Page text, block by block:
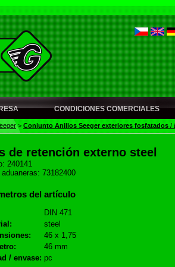
CONDICIONES COMERCIALES
> Conjunto Anillos Seeger exteriores fosfatados /
de retención externo steel
240141
73182400
del artículo
DIN 471
steel
46 x 1,75
46 mm
/ envase: pc